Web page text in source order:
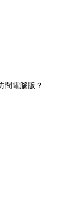
問電腦版？